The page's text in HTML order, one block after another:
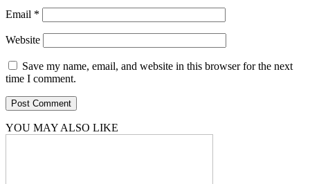
Email *
Website
Save my name, email, and website in this browser for the next
time I comment.
YOU MAY ALSO LIKE